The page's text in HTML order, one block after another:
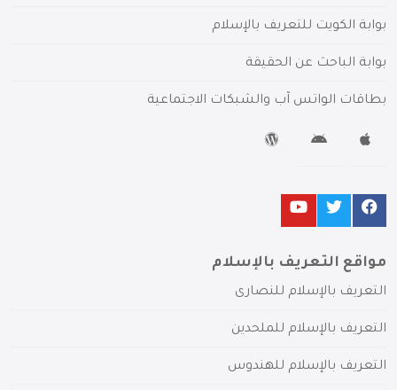
بوابة الكويت للتعريف بالإسلام
بوابة الباحث عن الحقيقة
بطاقات الواتس آب والشبكات الاجتماعية
مواقع التعريف بالإسلام
التعريف بالإسلام للنصارى
التعريف بالإسلام للملحدين
التعريف بالإسلام للهندوس